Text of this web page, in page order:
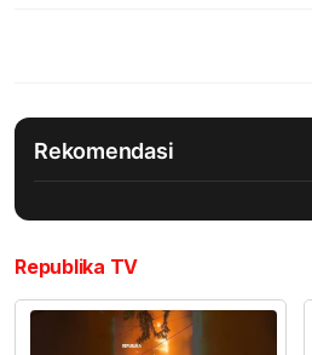
Rekomendasi
Republika TV